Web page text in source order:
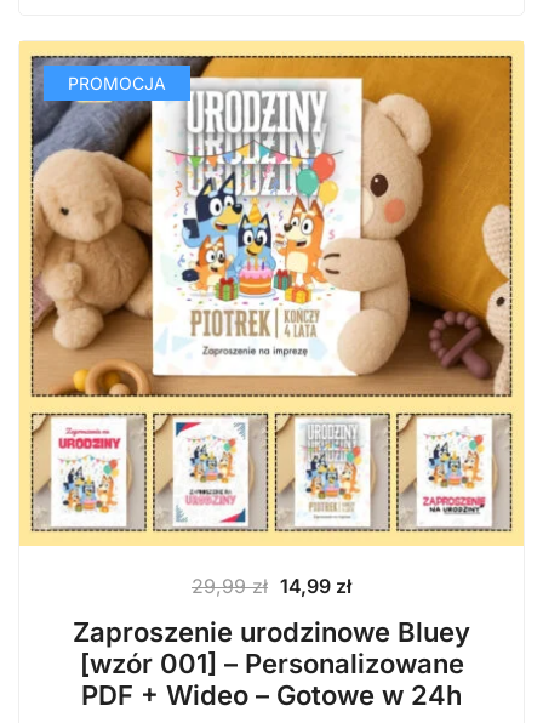
PROMOCJA
29,99zł Pierwotna
cena
wynosiła:
29,99 zł.
14,99 złAktualna
wynosi:
14,99 zł.
Zaproszenie urodzinowe Bluey
[wzór 001] – Personalizowane
PDF + Wideo – Gotowe w 24h